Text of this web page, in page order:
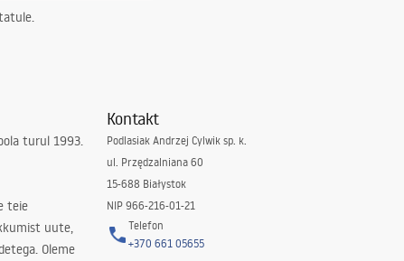
turul 1993.
teie
uute,
Oleme
Kontakt
Podlasiak Andrzej Cylwik sp. k.
ul. Przędzalniana 60
15-688 Białystok
NIP 966-216-01-21
Telefon
+370 661 05655